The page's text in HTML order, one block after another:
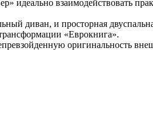
идеально взаимодействовать
диван, и просторная
«Еврокнига».
оригинальность